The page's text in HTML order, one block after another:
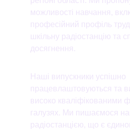
можливості навчання,
професійний профіль
шкільну радіостанцію та
досягнення.
Наші випускники успішно
працевлаштовуються та
високо кваліфікованими
галузях. Ми пишаємося
радіостанцією, що є